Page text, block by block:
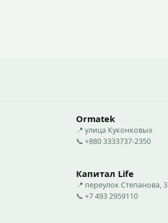
Ormatek
📍 улица Куконковых
📞 +880 3333737-2350
Капитал Life
📍 переулок Степанова, 3
📞 +7 493 2959110